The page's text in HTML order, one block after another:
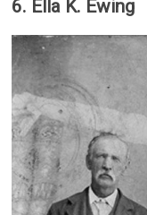
6. Ella K. Ewing